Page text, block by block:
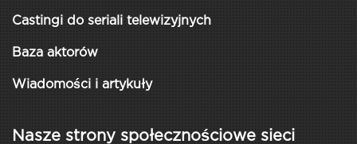
Castingi do seriali telewizyjnych
Baza aktorów
Wiadomości i artykuły
Nasze strony społecznościowe sieci